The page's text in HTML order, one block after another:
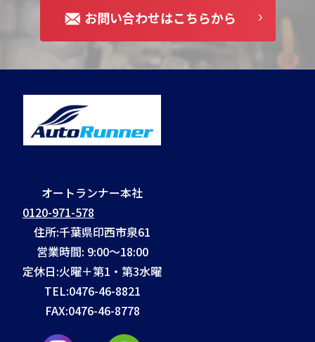
お問い合わせはこちらから
オートランナー本社
0120-971-578
住所:千葉県印西市泉61
営業時間: 9:00～18:00
定休日:火曜＋第1・第3水曜
TEL:0476-46-8821
FAX:0476-46-8778